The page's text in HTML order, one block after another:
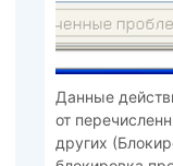
Данные
от
других